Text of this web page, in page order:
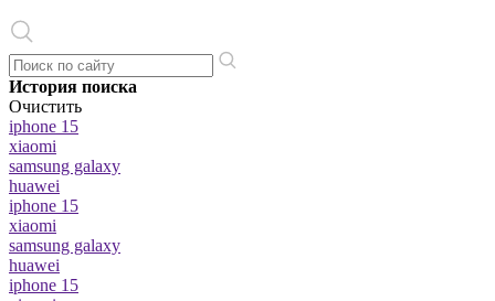
История поиска
Очистить
iphone 15
xiaomi
samsung galaxy
huawei
iphone 15
xiaomi
samsung galaxy
huawei
iphone 15